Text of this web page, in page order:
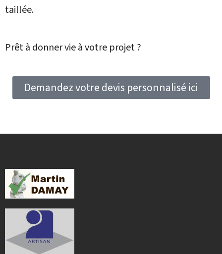
taillée.
Prêt à donner vie à votre projet ?
Demandez votre devis personnalisé ici